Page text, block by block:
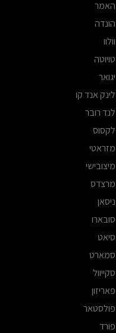
האמר
הונדה
וולוו
טויוטה
יגואר
לינק אנד קו
לנד רובר
לקסוס
מזראטי
מיצובישי
מרצדס
ניסאן
סובארו
סיאט
סמארט
סקייוול
פאריזון
פולסטאר
פורד